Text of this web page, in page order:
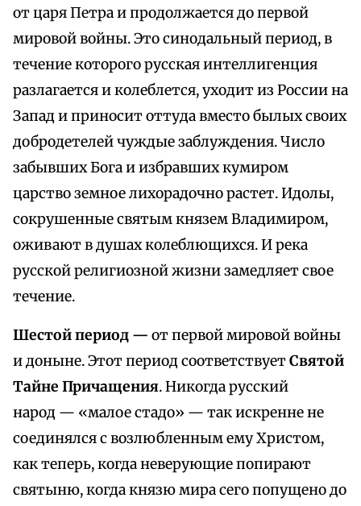
от царя Петра и продолжается до первой
мировой войны. Это синодальный период, в
течение которого русская интеллигенция
разлагается и колеблется, уходит из России на
Запад и приносит оттуда вместо былых своих
добродетелей чуждые заблуждения. Число
забывших Бога и избравших кумиром
царство земное лихорадочно растет. Идолы,
сокрушенные святым князем Владимиром,
оживают в душах колеблющихся. И река
русской религиозной жизни замедляет свое
течение.
Шестой период — от первой мировой войны
и доныне. Этот период соответствуетСвятой
Тайне Причащения. Никогда русский
народ — «малое стадо» — так искренне не
соединялся с возлюбленным ему Христом,
как теперь, когда неверующие попирают
святыню, когда князю мира сего попущено до